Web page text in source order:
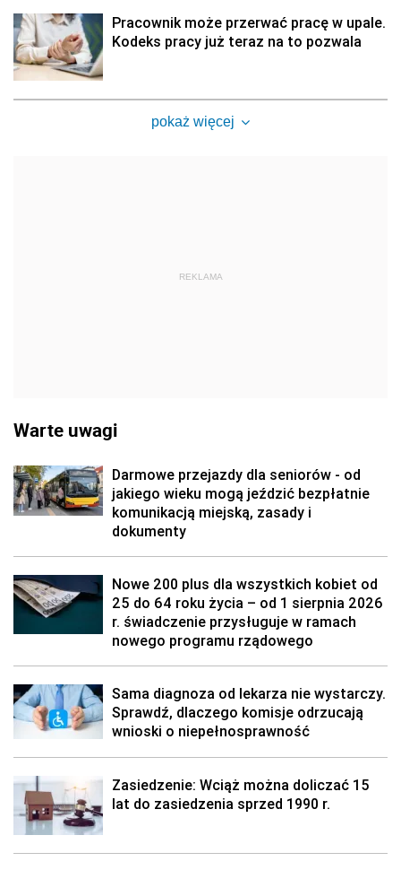
Pracownik może przerwać pracę w upale.
Kodeks pracy już teraz na to pozwala
pokaż więcej
REKLAMA
Warte uwagi
Darmowe przejazdy dla seniorów - od
jakiego wieku mogą jeździć bezpłatnie
komunikacją miejską, zasady i
dokumenty
Nowe 200 plus dla wszystkich kobiet od
25 do 64 roku życia – od 1 sierpnia 2026
r. świadczenie przysługuje w ramach
nowego programu rządowego
Sama diagnoza od lekarza nie wystarczy.
Sprawdź, dlaczego komisje odrzucają
wnioski o niepełnosprawność
Zasiedzenie: Wciąż można doliczać 15
lat do zasiedzenia sprzed 1990 r.